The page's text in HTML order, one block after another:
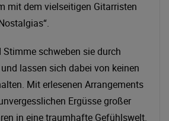
mit dem vielseitigen Gitarristen
schweben sie durch
lassen sich dabei von keinen
Mit erlesenen Arrangements
Ergüsse großer
in eine traumhafte Gefühlswelt.